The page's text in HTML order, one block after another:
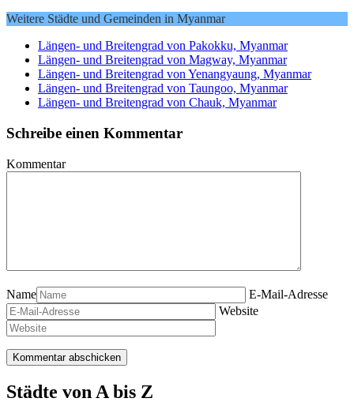
Weitere Städte und Gemeinden in Myanmar
Längen- und Breitengrad von Pakokku, Myanmar
Längen- und Breitengrad von Magway, Myanmar
Längen- und Breitengrad von Yenangyaung, Myanmar
Längen- und Breitengrad von Taungoo, Myanmar
Längen- und Breitengrad von Chauk, Myanmar
Schreibe einen Kommentar
Kommentar
Name
E-Mail-Adresse
Website
Städte von A bis Z